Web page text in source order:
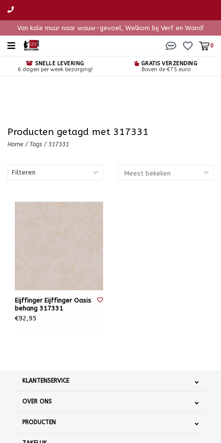
Van kale muur naar wauw-gevoel, Welkom bij Verf en Wand!
0
SNELLE LEVERING
6 dagen per week bezorging!
GRATIS VERZENDING
Boven de €75 euro
Producten getagd met 317331
Home / Tags / 317331
Filteren
Eijffinger Eijffinger Oasis
behang 317331
€92,95
KLANTENSERVICE
OVER ONS
PRODUCTEN